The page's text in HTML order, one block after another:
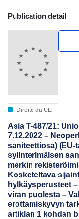
Publication
Publication detail
Direito da UE
Asia T-487/21:
7.12.2022 –
saniteettiosa) (EU-
sylinterimäisen
merkin
Kosketeltava
hylkäysperusteet
viran puolesta –
erottamiskyvyn
artiklan 1 kohdan